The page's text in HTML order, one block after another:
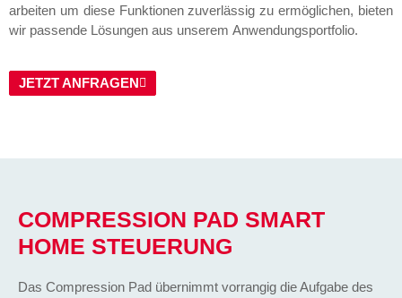
arbeiten um diese Funktionen zuverlässig zu ermöglichen, bieten
wir passende Lösungen aus unserem Anwendungsportfolio.
JETZT ANFRAGEN
COMPRESSION PAD SMART
HOME STEUERUNG
Das Compression Pad übernimmt vorrangig die Aufgabe des